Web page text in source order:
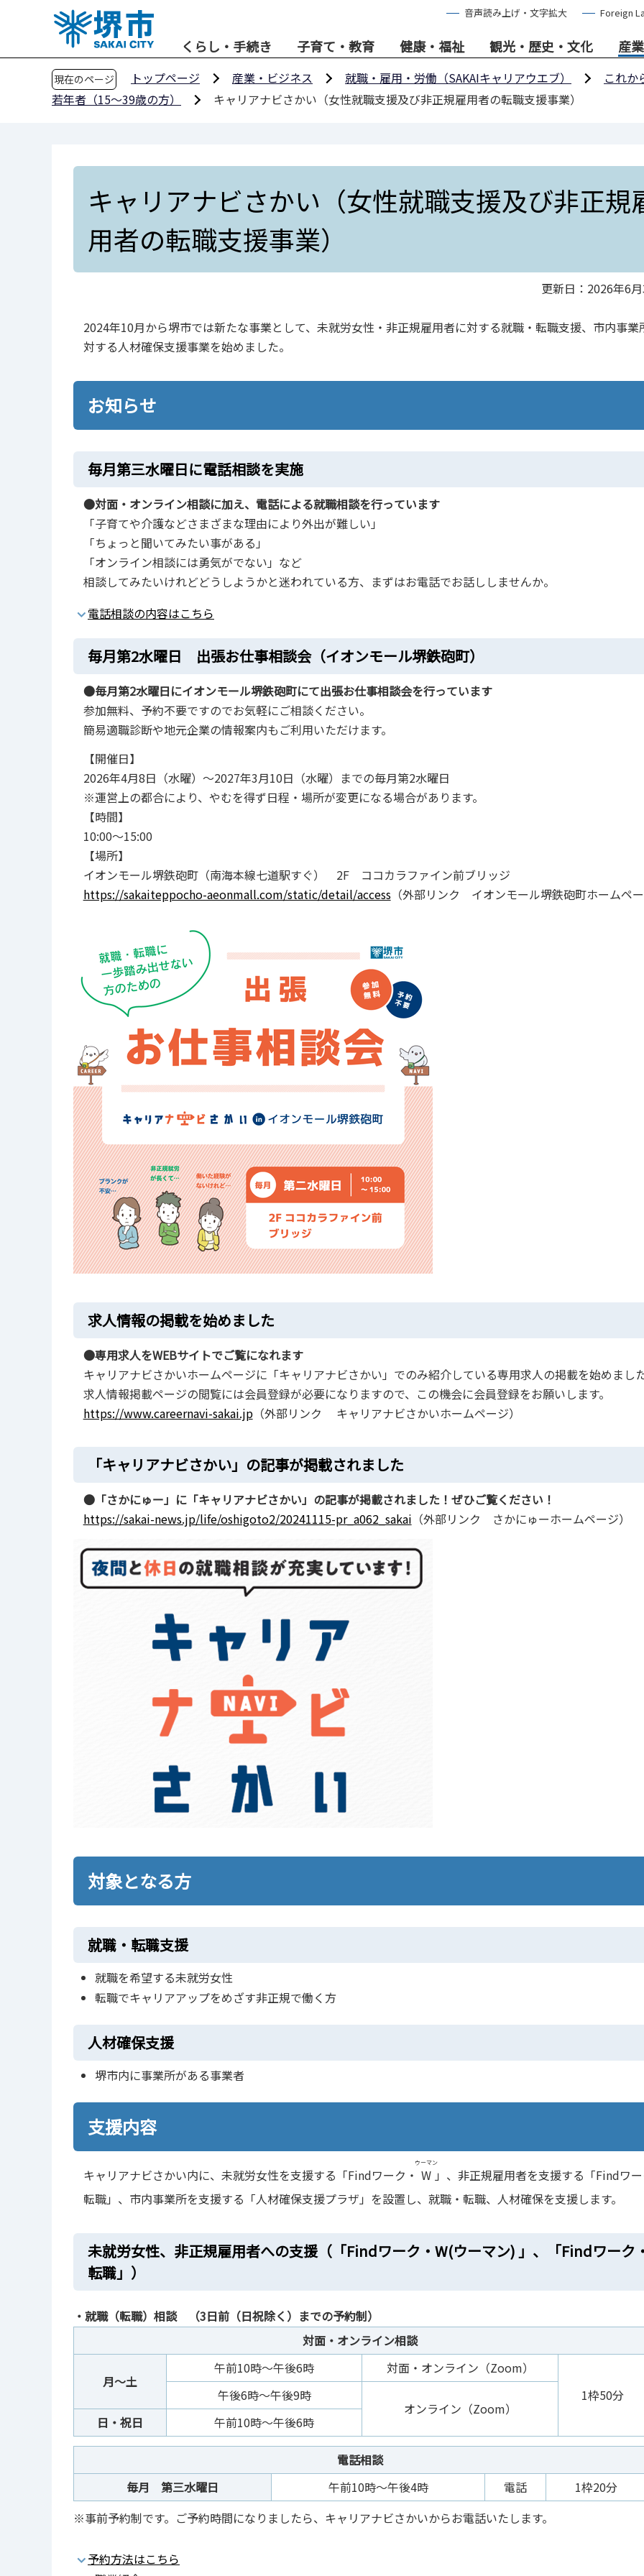
音声読み上げ・文字拡大 Foreign
くらし・手続き 子育て・教育 健康・福祉 観光・歴史・文化 産
現在のページ トップページ 産業・ビジネス 就職・雇用・労働（SAKAIキャリアウエブ）
これか
若年者（15～39歳の方）
キャリアナビさかい（女性就職支援及び非正規雇用者の転職支援事業）
キャリアナビさかい（女性就職支援及び非正規
用者の転職支援事業）
更新日：2026年6
2024年10月から堺市では新たな事業として、未就労女性・非正規雇用者に対する就職・転職支援、市内事業
対する人材確保支援事業を始めました。
お知らせ
毎月第三水曜日に電話相談を実施
●対面・オンライン相談に加え、電話による就職相談を行っています
「子育てや介護などさまざまな理由により外出が難しい」
「ちょっと聞いてみたい事がある」
「オンライン相談には勇気がでない」など
相談してみたいけれどどうしようかと迷われている方、まずはお電話でお話ししませんか。
電話相談の内容はこちら
毎月第2水曜日 出張お仕事相談会（イオンモール堺鉄砲町）
●毎月第2水曜日にイオンモール堺鉄砲町にて出張お仕事相談会を行っています
参加無料、予約不要ですのでお気軽にご相談ください。
簡易適職診断や地元企業の情報案内もご利用いただけます。
【開催日】
2026年4月8日（水曜）～2027年3月10日（水曜）までの毎月第2水曜日
※運営上の都合により、やむを得ず日程・場所が変更になる場合があります。
【時間】
10:00～15:00
【場所】
イオンモール堺鉄砲町（南海本線七道駅すぐ） 2F ココカラファイン前ブリッジ
https://sakaiteppocho-aeonmall.com/static/detail/access（外部リンク イオンモール堺鉄砲町ホームペ
求人情報の掲載を始めました
●専用求人をWEBサイトでご覧になれます
キャリアナビさかいホームページに「キャリアナビさかい」でのみ紹介している専用求人の掲載を始めまし
求人情報掲載ページの閲覧には会員登録が必要になりますので、この機会に会員登録をお願いします。
https://www.careernavi-sakai.jp（外部リンク キャリアナビさかいホームページ）
「キャリアナビさかい」の記事が掲載されました
●「さかにゅー」に「キャリアナビさかい」の記事が掲載されました！ぜひご覧ください！
https://sakai-news.jp/life/oshigoto2/20241115-pr_a062_sakai （外部リンク さかにゅーホームページ）
対象となる方
就職・転職支援
就職を希望する未就労女性
転職でキャリアアップをめざす非正規で働く方
人材確保支援
堺市内に事業所がある事業者
支援内容
キャリアナビさかい内に、未就労女性を支援する「Findワーク・ W
ウーマン
」、非正規雇用者を支援する「Findワ
転職」、市内事業所を支援する「人材確保支援プラザ」を設置し、就職・転職、人材確保を支援します。
未就労女性、非正規雇用者への支援（「Findワーク・W(ウーマン) 」、「Findワーク
転職」）
・就職（転職）相談 （3日前（日祝除く）までの予約制）
対面・オンライン相談
月～土
午前10時～午後6時
対面・オンライン（Zoom）
1枠50分
午後6時～午後9時
オンライン（Zoom）
日・祝日 午前10時～午後6時
電話相談
毎月 第三水曜日
午前10時～午後4時 電話
1枠20分
※事前予約制です。ご予約時間になりましたら、キャリアナビさかいからお電話いたします。
予約方法はこちら